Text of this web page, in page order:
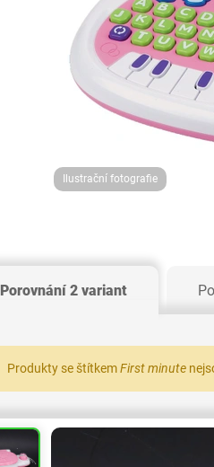
Ilustrační fotografie
Porovnání 2 variant
Produkty se štítkemFirst minute